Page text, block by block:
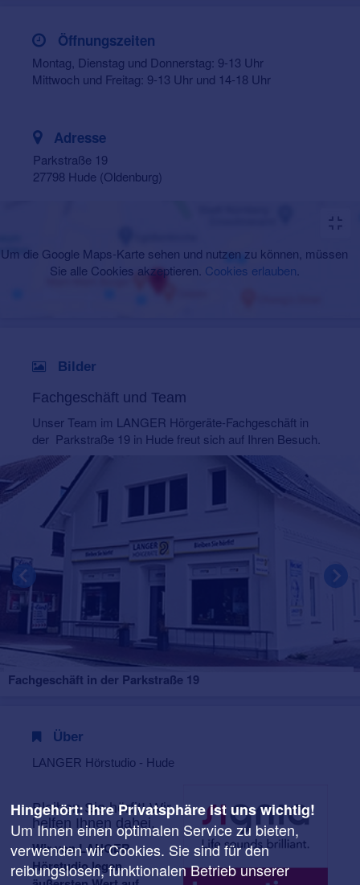
Öffnungszeiten
Montag, Dienstag und Donnerstag: 9-13 Uhr
Mittwoch und Freitag: 9-13 Uhr und 14-18 Uhr
Adresse
Parkstraße 19
27798 Hude (Oldenburg)
Um die Google Maps-Karte sehen und nutzen zu können, müssen
Sie alle Cookies akzeptieren. Cookies erlauben
Bilder
Fachgeschäft und Team
Unser Team im LANGER Hörgeräte-Fachgeschäft in
der Parkstraße 19 in Hude freut sich auf Ihren Besuch.
Fachgeschäft in der Parkstraße 19
Über
LANGER Hörstudio - Hude
Bleiben Sie hörfit! Wir
helfen Ihnen dabei.
Wir von LANGER
Hörstudio legen
Hingehört: Ihre Privatsphäre ist uns wichtig!
Um Ihnen einen optimalen Service zu bieten,
verwenden wir Cookies. Sie sind für den
reibungslosen, funktionalen Betrieb unserer